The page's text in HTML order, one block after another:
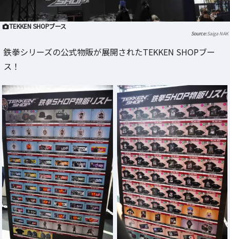
TEKKEN SHOPブース
Saiga NAK
鉄拳シリーズの公式物販が展開されたTEKKEN SHOPブー
ス！